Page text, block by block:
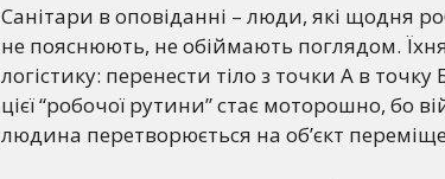
Санітари в оповіданні – люди, які щодня
не пояснюють, не обіймають поглядом.
логістику: перенести тіло з точки А в точку
цієї “робочої рутини” стає моторошно, бо
людина перетворюється на об’єкт